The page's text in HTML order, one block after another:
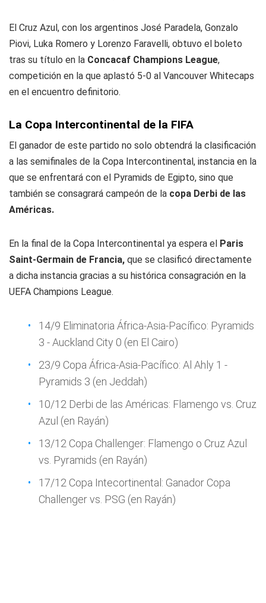
El Cruz Azul, con los argentinos José Paradela, Gonzalo
Piovi, Luka Romero y Lorenzo Faravelli, obtuvo el boleto
tras su título en la Concacaf Champions League,
competición en la que aplastó 5-0 al Vancouver Whitecaps
en el encuentro definitorio.
La Copa Intercontinental de la FIFA
El ganador de este partido no solo obtendrá la clasificación
a las semifinales de la Copa Intercontinental, instancia en la
que se enfrentará con el Pyramids de Egipto, sino que
también se consagrará campeón de la copa Derbi de las
Américas.
En la final de la Copa Intercontinental ya espera el Paris
Saint-Germain de Francia, que se clasificó directamente
a dicha instancia gracias a su histórica consagración en la
UEFA Champions League.
14/9 Eliminatoria África-Asia-Pacífico: Pyramids
3 - Auckland City 0 (en El Cairo)
23/9 Copa África-Asia-Pacífico: Al Ahly 1 -
Pyramids 3 (en Jeddah)
10/12 Derbi de las Américas: Flamengo vs. Cruz
Azul (en Rayán)
13/12 Copa Challenger: Flamengo o Cruz Azul
vs. Pyramids (en Rayán)
17/12 Copa Intecortinental: Ganador Copa
Challenger vs. PSG (en Rayán)